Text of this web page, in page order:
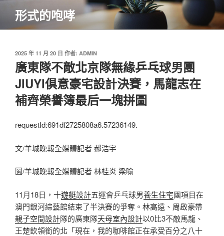
主
形式的咆哮
發
佈
於
2025 年 11 月 20 日 作者: ADMIN
廣東隊不敵北京隊無緣乒乓球男團
JIUYI俱意豪宅設計決賽，馬龍志在
補齊榮譽簿最后一塊拼圖
requestId:691df2725808a6.57236149.
文/羊城晚報全媒體記者 郝浩宇
圖/羊城晚報全媒體記者 林桂炎 梁喻
11月18日，十遊艇設計五運會乒乓球男養生住宅團項目在
澳門銀河綜藝館結束了半決賽的爭奪。林高遠、周啟豪帶
親子空間設計隊的廣東隊天母室內設計以0比3不敵馬龍、
王楚欽領銜的北「現在，我的咖啡館正在承受百分之八十